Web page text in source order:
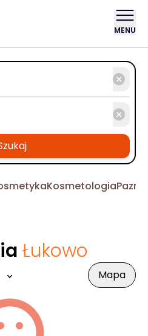
MENU
Kosmetologia
Łukowo
Mapa